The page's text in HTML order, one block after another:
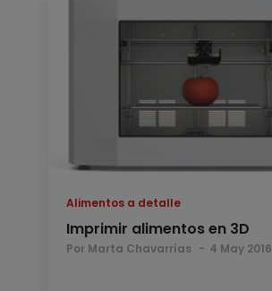
Alimentos a detalle
Imprimir alimentos en 3D
Por Marta Chavarrías 4 May 2016